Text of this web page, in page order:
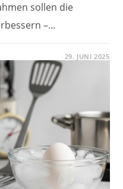
sollen die
–…
29. JUNI 2025